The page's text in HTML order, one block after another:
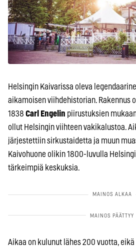
Helsingin Kaivarissa oleva
aikamoisen viihdehistorian. Rakennus
1838 Carl Engelin piirustuksien
ollut Helsingin viihteen vakikalustoa.
järjestettiin sirkustaidetta ja muun
Kaivohuone olikin 1800-luvulla
tärkeimpiä keskuksia.
Aikaa on kulunut lähes 200 vuotta, eikä